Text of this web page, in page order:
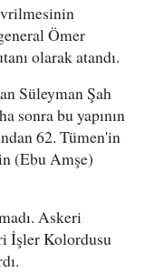
Ömer
olarak atandı.
Süleyman Şah
sonra bu yapının
62. Tümen'in
(Ebu Amşe)
Askeri
İşler Kolordusu